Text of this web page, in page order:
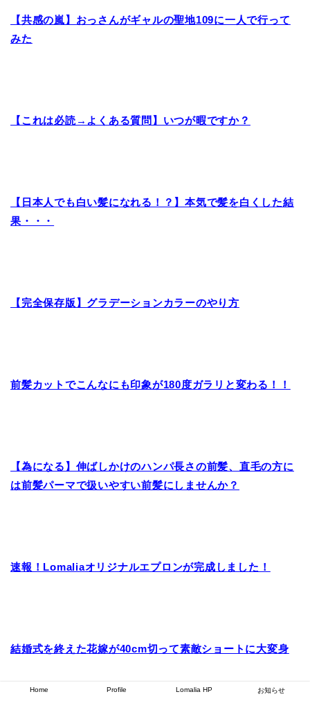
【共感の嵐】おっさんがギャルの聖地109に一人で行って
みた
【これは必読→よくある質問】いつが暇ですか？
【日本人でも白い髪になれる！？】本気で髪を白くした結
果・・・
【完全保存版】グラデーションカラーのやり方
前髪カットでこんなにも印象が180度ガラリと変わる！！
【為になる】伸ばしかけのハンパ長さの前髪、直毛の方に
は前髪パーマで扱いやすい前髪にしませんか？
速報！Lomaliaオリジナルエプロンが完成しました！
結婚式を終えた花嫁が40cm切って素敵ショートに大変身
Home Profile Lomalia HP お知らせ